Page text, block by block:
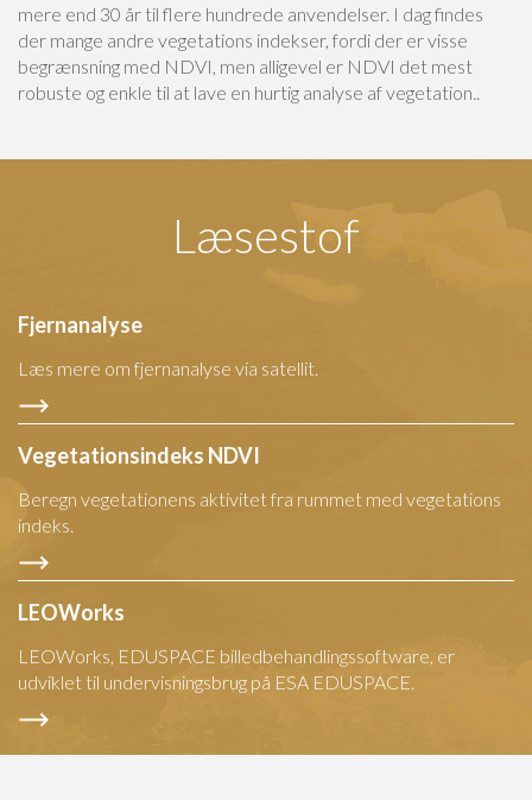
mere end 30 år til flere hundrede anvendelser. I dag findes
der mange andre vegetations indekser, fordi der er visse
begrænsning med NDVI, men alligevel er NDVI det mest
robuste og enkle til at lave en hurtig analyse af vegetation..
Læsestof
Fjernanalyse
Læs mere om fjernanalyse via satellit.
Vegetationsindeks NDVI
Beregn vegetationens aktivitet fra rummet med vegetations
indeks.
LEOWorks
LEOWorks, EDUSPACE billedbehandlingssoftware, er
udviklet til undervisningsbrug på ESA EDUSPACE.